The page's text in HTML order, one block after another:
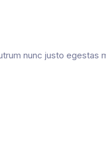
nunc justo egestas